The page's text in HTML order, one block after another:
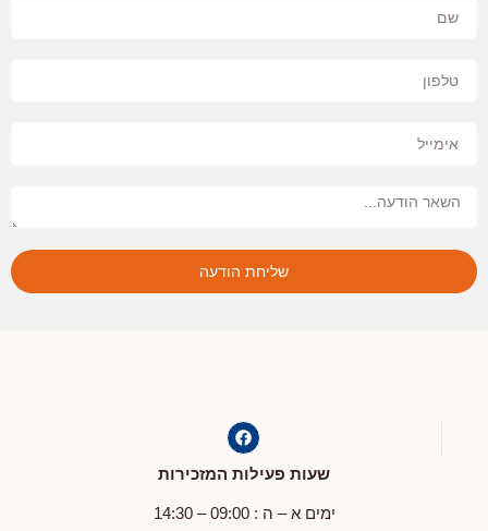
שליחת הודעה
שעות פעילות המזכירות
ימים א – ה : 09:00 – 14:30